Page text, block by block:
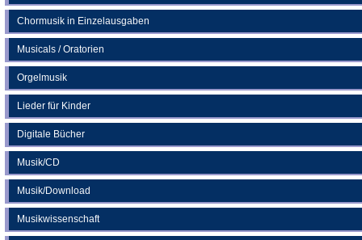
Chormusik in Einzelausgaben
Musicals / Oratorien
Orgelmusik
Lieder für Kinder
Digitale Bücher
Musik/CD
Musik/Download
Musikwissenschaft